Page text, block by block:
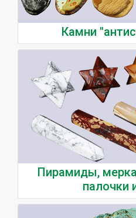
Камни
Пирамиды,
палочки